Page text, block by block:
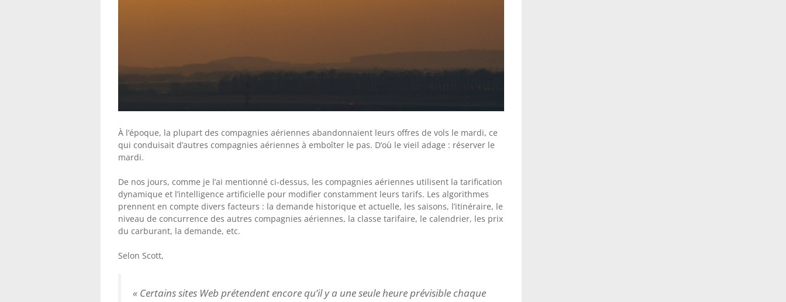
À l’époque, la plupart des compagnies aériennes abandonnaient leurs offres de vols le mardi, ce
qui conduisait d’autres compagnies aériennes à emboîter le pas. D’où le vieil adage : réserver le
mardi.
De nos jours, comme je l’ai mentionné ci-dessus, les compagnies aériennes utilisent la tarification
dynamique et l’intelligence artificielle pour modifier constamment leurs tarifs. Les algorithmes
prennent en compte divers facteurs : la demande historique et actuelle, les saisons, l’itinéraire, le
niveau de concurrence des autres compagnies aériennes, la classe tarifaire, le calendrier, les prix
du carburant, la demande, etc.
Selon Scott,
« Certains sites Web prétendent encore qu’il y a une seule heure prévisible chaque